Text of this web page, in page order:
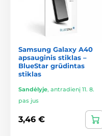
Samsung Galaxy A40
apsauginis stiklas –
BlueStar grūdintas
stiklas
Sandėlyje, antradienį 11. 8.
pas jus
3,46 €